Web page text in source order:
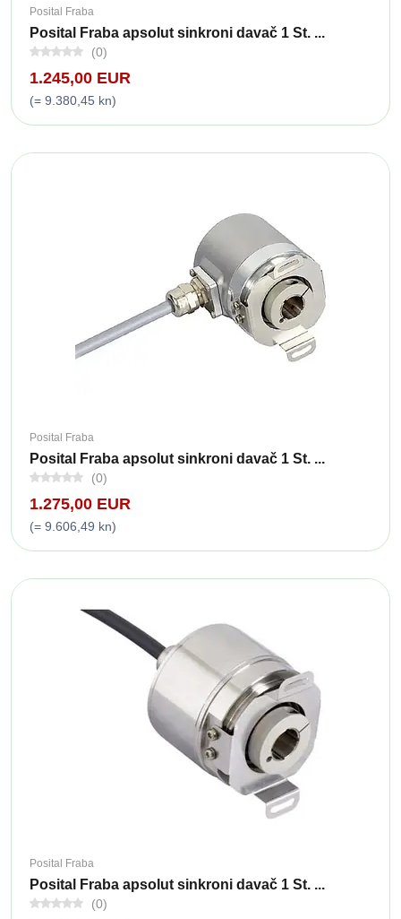
Posital Fraba
Posital Fraba apsolut sinkroni davač 1 St. ...
(0)
1.245,00 EUR
(= 9.380,45 kn)
Posital Fraba
Posital Fraba apsolut sinkroni davač 1 St. ...
(0)
1.275,00 EUR
(= 9.606,49 kn)
Posital Fraba
Posital Fraba apsolut sinkroni davač 1 St. ...
(0)